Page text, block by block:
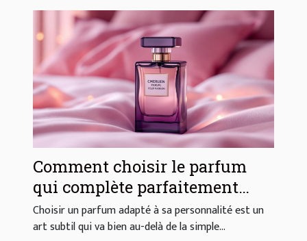
Comment choisir le parfum
qui complète parfaitement
votre style ?
Choisir un parfum adapté à sa personnalité est un
art subtil qui va bien au-delà de la simple...